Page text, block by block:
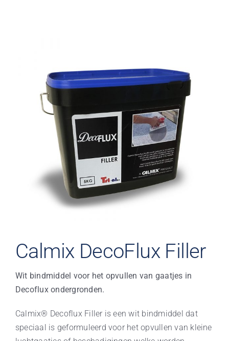
Calmix DecoFlux Filler
Wit bindmiddel voor het opvullen van gaatjes in
Decoflux ondergronden.
Calmix® Decoflux Filler is een wit bindmiddel dat
speciaal is geformuleerd voor het opvullen van kleine